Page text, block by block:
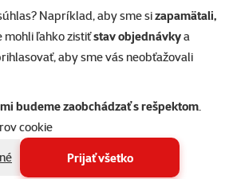
Napríklad, aby sme sizapamätali,
mohli ľahko zistiťstav objednávkya
aby sme vás neobťažovali
budeme zaobchádzať s rešpektom.
cookie
Prijať všetko